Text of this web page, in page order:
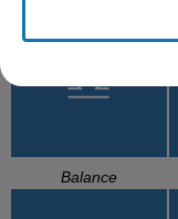
Balance